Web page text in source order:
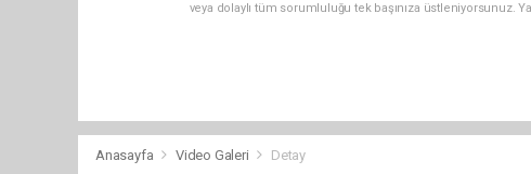
veya dolaylı tüm sorumluluğu tek başınıza
Anasayfa Video Galeri Detay